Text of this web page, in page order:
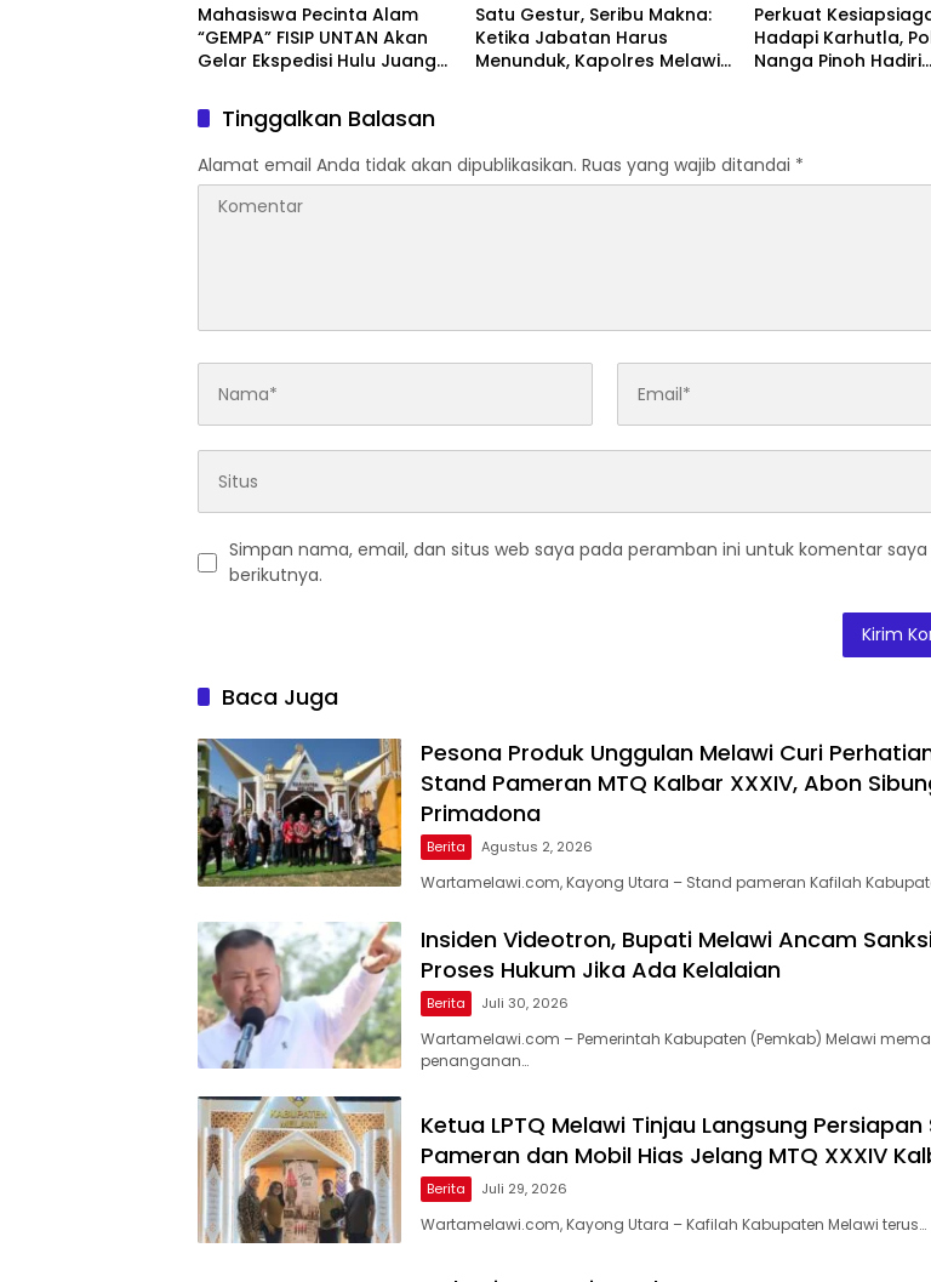
Mahasiswa Pecinta Alam
“GEMPA” FISIP UNTAN Akan
Gelar Ekspedisi Hulu Juang
Bawa Misi Pendidikan,
Kebencanaan, Konservasi,
dan Film Dokumenter
Satu Gestur, Seribu Makna:
Ketika Jabatan Harus
Menunduk, Kapolres Melawi
Perkuat
Hadapi Karhutla,
Nanga Pinoh Hadiri
Tinggalkan Balasan
Alamat email Anda tidak akan dipublikasikan. Ruas yang wajib ditandai *
Simpan nama, email, dan situs web saya pada peramban ini untuk komentar saya
berikutnya.
Baca Juga
Pesona Produk Unggulan Melawi Curi
Stand Pameran MTQ Kalbar XXXIV, Abon
Primadona
Berita Agustus 2, 2026
Wartamelawi.com, Kayong Utara – Stand pameran Kafilah
Insiden Videotron, Bupati Melawi Ancam
Proses Hukum Jika Ada Kelalaian
Berita Juli 30, 2026
Wartamelawi.com – Pemerintah Kabupaten (Pemkab) Melawi
penanganan…
Ketua LPTQ Melawi Tinjau Langsung
Pameran dan Mobil Hias Jelang MTQ XXXIV
Berita Juli 29, 2026
Wartamelawi.com, Kayong Utara – Kafilah Kabupaten Melawi terus…